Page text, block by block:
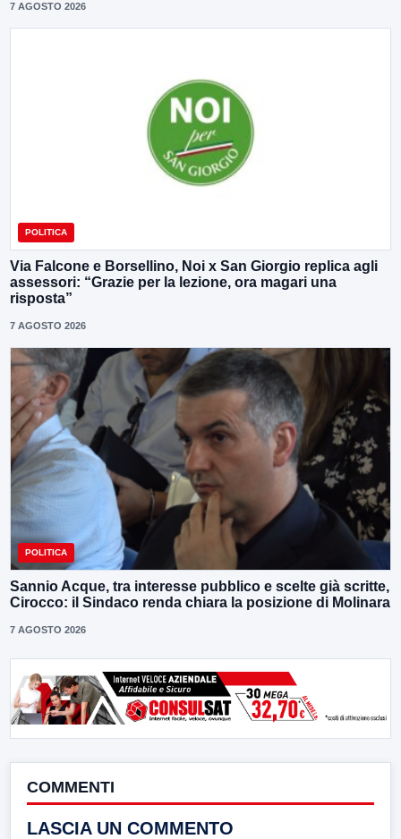
7 AGOSTO 2026
POLITICA
Via Falcone e Borsellino, Noi x San Giorgio replica agli
assessori: “Grazie per la lezione, ora magari una
risposta”
7 AGOSTO 2026
POLITICA
Sannio Acque, tra interesse pubblico e scelte già scritte,
Cirocco: il Sindaco renda chiara la posizione di Molinara
7 AGOSTO 2026
COMMENTI
LASCIA UN COMMENTO